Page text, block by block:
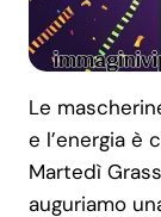
Le
e l’energia è
Martedì
auguriamo